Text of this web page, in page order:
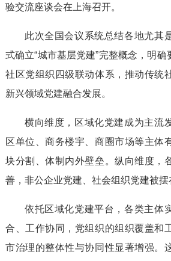
验交流座谈会在上海召开。
此次全国会议系统总结各地尤其
式确立“城市基层党建”完整概念，明确
社区党组织四级联动体系，推动传统
新兴领域党建融合发展。
横向维度，区域化党建成为主流
区单位、商务楼宇、商圈市场等主体
块分割、体制内外壁垒。纵向维度，
善，非公企业党建、社会组织党建被摆
依托区域化党建平台，各类主体
合、工作协同，党组织的组织覆盖和
市治理的整体性与协同性显著增强。